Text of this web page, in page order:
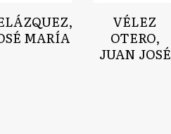
MARÍA
VÉLEZ
OTERO,
JUAN JOSÉ